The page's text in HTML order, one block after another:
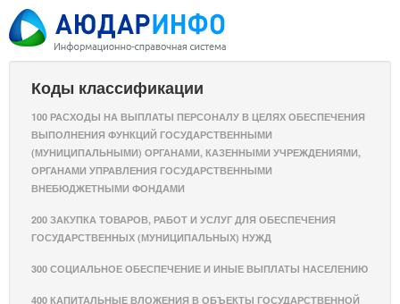
Коды классификации
100 РАСХОДЫ НА ВЫПЛАТЫ ПЕРСОНАЛУ В ЦЕЛЯХ ОБЕСПЕЧЕНИЯ
ВЫПОЛНЕНИЯ ФУНКЦИЙ ГОСУДАРСТВЕННЫМИ
(МУНИЦИПАЛЬНЫМИ) ОРГАНАМИ, КАЗЕННЫМИ УЧРЕЖДЕНИЯМИ,
ОРГАНАМИ УПРАВЛЕНИЯ ГОСУДАРСТВЕННЫМИ
ВНЕБЮДЖЕТНЫМИ ФОНДАМИ
200 ЗАКУПКА ТОВАРОВ, РАБОТ И УСЛУГ ДЛЯ ОБЕСПЕЧЕНИЯ
ГОСУДАРСТВЕННЫХ (МУНИЦИПАЛЬНЫХ) НУЖД
300 СОЦИАЛЬНОЕ ОБЕСПЕЧЕНИЕ И ИНЫЕ ВЫПЛАТЫ НАСЕЛЕНИЮ
400 КАПИТАЛЬНЫЕ ВЛОЖЕНИЯ В ОБЪЕКТЫ ГОСУДАРСТВЕННОЙ